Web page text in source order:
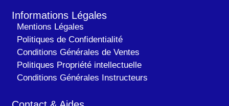
Informations Légales
Mentions Légales
Politiques de Confidentialité
Conditions Générales de Ventes
Politiques Propriété intellectuelle
Conditions Générales Instructeurs